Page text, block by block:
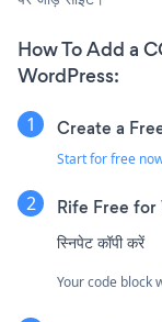
How To Add a
WordPress:
Create a
Start for free
Rife Free for
स्निपेट कॉपी करें
Your code block